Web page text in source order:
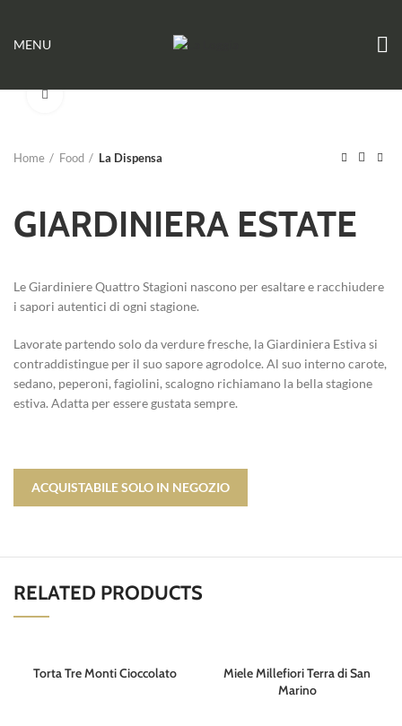
MENU
Home Food La Dispensa
GIARDINIERA ESTATE
Le Giardiniere Quattro Stagioni nascono per esaltare e racchiudere
i sapori autentici di ogni stagione.
Lavorate partendo solo da verdure fresche, la Giardiniera Estiva si
contraddistingue per il suo sapore agrodolce. Al suo interno carote,
sedano, peperoni, fagiolini, scalogno richiamano la bella stagione
estiva. Adatta per essere gustata sempre.
ACQUISTABILE SOLO IN NEGOZIO
RELATED PRODUCTS
Torta Tre Monti Cioccolato
Miele Millefiori Terra di San
Marino